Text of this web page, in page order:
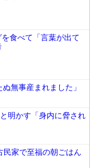
食べて「言葉が出て
無事産まれました」
明かす「身内に脅され
民家で至福の朝ごはん